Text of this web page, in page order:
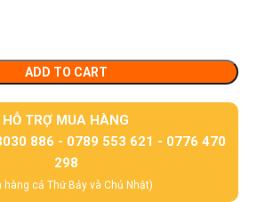
ADD TO CART
HỖ TRỢ MUA HÀNG
886 - 0789 553 621 - 0776 470
298
hàng cả Thứ Bảy và Chủ Nhật)